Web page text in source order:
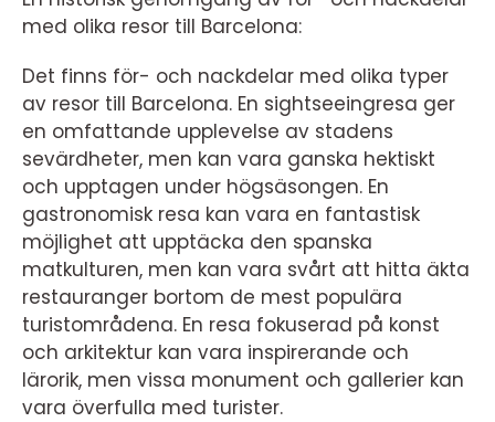
med olika resor till Barcelona:
Det finns för- och nackdelar med olika typer
av resor till Barcelona. En sightseeingresa ger
en omfattande upplevelse av stadens
sevärdheter, men kan vara ganska hektiskt
och upptagen under högsäsongen. En
gastronomisk resa kan vara en fantastisk
möjlighet att upptäcka den spanska
matkulturen, men kan vara svårt att hitta äkta
restauranger bortom de mest populära
turistområdena. En resa fokuserad på konst
och arkitektur kan vara inspirerande och
lärorik, men vissa monument och gallerier kan
vara överfulla med turister.